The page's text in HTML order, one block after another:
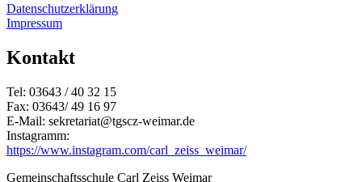
Datenschutzerklärung
Impressum
Kontakt
Tel: 03643 / 40 32 15
Fax: 03643/ 49 16 97
E-Mail: sekretariat@tgscz-weimar.de
Instagramm:
https://www.instagram.com/carl_zeiss_weimar/
Gemeinschaftsschule Carl Zeiss Weimar